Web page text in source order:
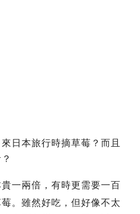
日本旅行時摘草莓？而且
一兩倍，有時更需要一百
。雖然好吃，但好像不太